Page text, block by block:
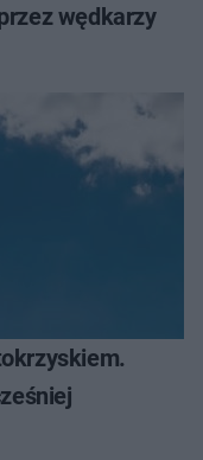
wędkarzy